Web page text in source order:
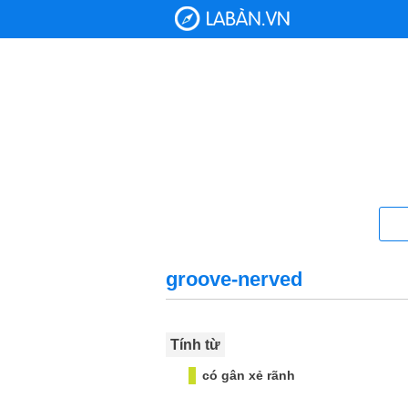
groove-nerved
Tính từ
có gân xẻ rãnh